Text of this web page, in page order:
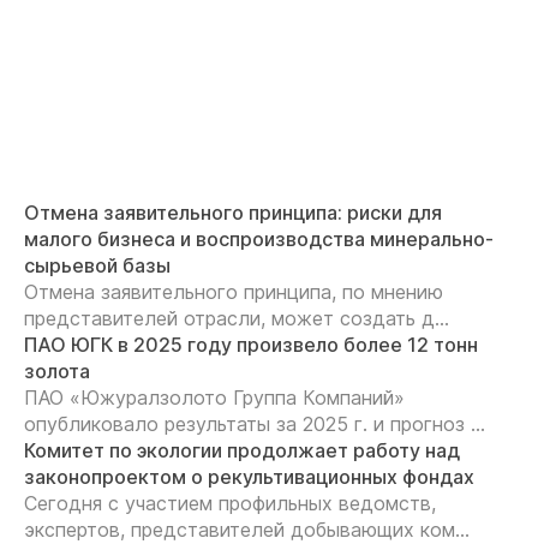
Отмена заявительного принципа: риски для
малого бизнеса и воспроизводства минерально-
сырьевой базы
Отмена заявительного принципа, по мнению
представителей отрасли, может создать д...
ПАО ЮГК в 2025 году произвело более 12 тонн
золота
ПАО «Южуралзолото Группа Компаний»
опубликовало результаты за 2025 г. и прогноз ...
Комитет по экологии продолжает работу над
законопроектом о рекультивационных фондах
Сегодня с участием профильных ведомств,
экспертов, представителей добывающих ком...